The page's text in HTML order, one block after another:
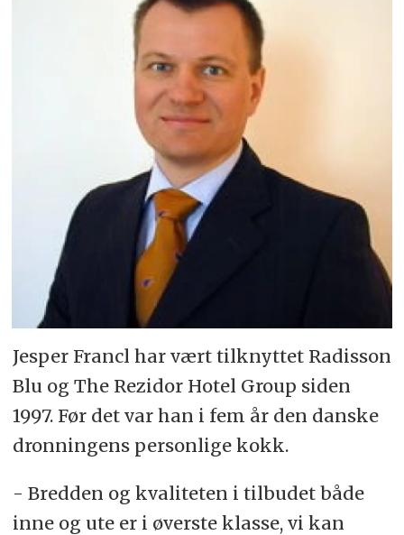
Jesper Francl har vært tilknyttet Radisson
Blu og The Rezidor Hotel Group siden
1997. Før det var han i fem år den danske
dronningens personlige kokk.
- Bredden og kvaliteten i tilbudet både
inne og ute er i øverste klasse, vi kan